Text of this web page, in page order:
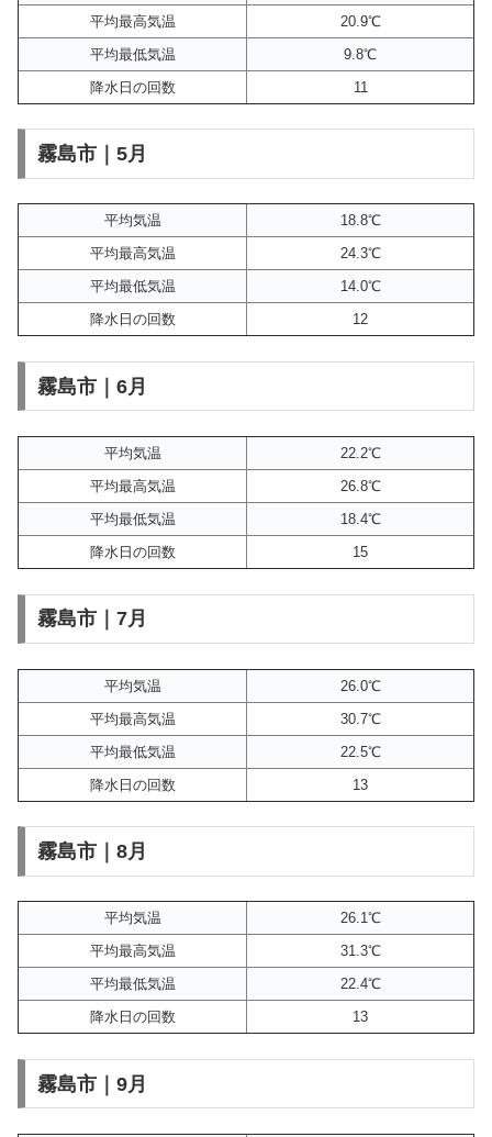
平均最高気温
20.9℃
平均最低気温
9.8℃
降水日の回数
11
霧島市｜5月
平均気温
18.8℃
平均最高気温
24.3℃
平均最低気温
14.0℃
降水日の回数
12
霧島市｜6月
平均気温
22.2℃
平均最高気温
26.8℃
平均最低気温
18.4℃
降水日の回数
15
霧島市｜7月
平均気温
26.0℃
平均最高気温
30.7℃
平均最低気温
22.5℃
降水日の回数
13
霧島市｜8月
平均気温
26.1℃
平均最高気温
31.3℃
平均最低気温
22.4℃
降水日の回数
13
霧島市｜9月